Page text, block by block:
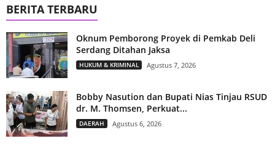
BERITA TERBARU
Oknum Pemborong Proyek di Pemkab Deli
Serdang Ditahan Jaksa
HUKUM & KRIMINAL Agustus 7, 2026
Bobby Nasution dan Bupati Nias Tinjau RSUD
dr. M. Thomsen, Perkuat...
DAERAH Agustus 6, 2026